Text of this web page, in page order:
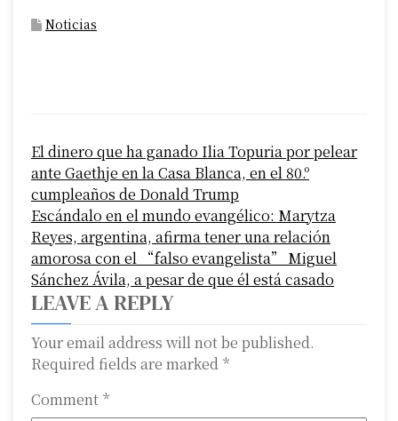
Noticias
o
s
t
n
a
v
i
g
El dinero que ha ganado Ilia Topuria por pelear
ante Gaethje en la Casa Blanca, en el 80.º
cumpleaños de Donald Trump
Escándalo en el mundo evangélico: Marytza
Reyes, argentina, afirma tener una relación
amorosa con el “falso evangelista” Miguel
Sánchez Ávila, a pesar de que él está casado
LEAVE A REPLY
Your email address will not be published.
Required fields are marked *
Comment *